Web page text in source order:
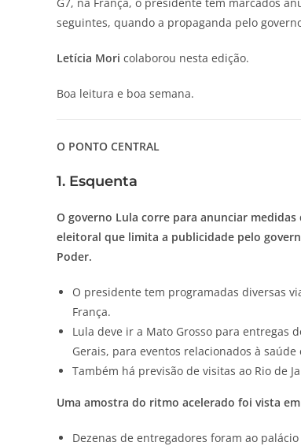
seguintes, quando a propaganda pelo
Letícia Mori colaborou nesta edição.
Boa leitura e boa semana.
O PONTO CENTRAL
1. Esquenta
O governo Lula corre para anunciar
eleitoral que limita a publicidade pelo
Poder.
O presidente tem programadas diversas
França.
Lula deve ir a Mato Grosso para entregas
Gerais, para eventos relacionados à saúde
Também há previsão de visitas ao Rio de
Uma amostra do ritmo acelerado foi vista
Dezenas de entregadores foram ao